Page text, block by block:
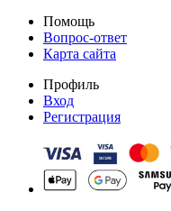
Помощь
Вопрос-ответ
Карта сайта
Профиль
Вход
Регистрация